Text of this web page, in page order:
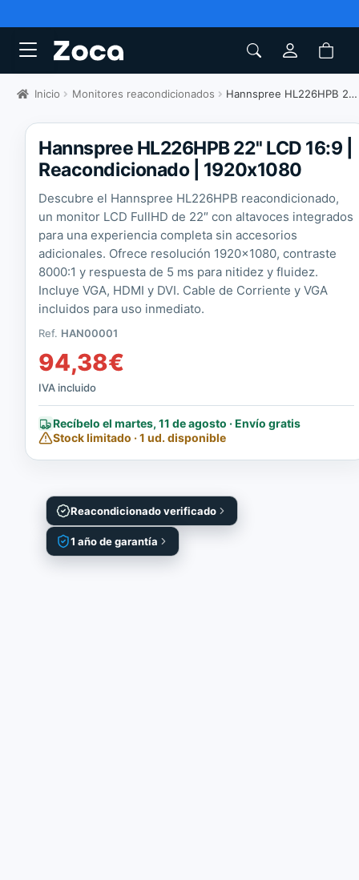
Inicio Monitores reacondicionados Hannspree HL226HPB 22" LCD 16:9
Reacondicionado verificado
1 año de garantía
Hannspree HL226HPB 22'' LCD 16:9 |
Reacondicionado | 1920x1080
Descubre el Hannspree HL226HPB reacondicionado,
un monitor LCD FullHD de 22″ con altavoces integrados
para una experiencia completa sin accesorios
adicionales. Ofrece resolución 1920×1080, contraste
8000:1 y respuesta de 5 ms para nitidez y fluidez.
Incluye VGA, HDMI y DVI. Cable de Corriente y VGA
incluidos para uso inmediato.
Ref. HAN00001
94,38€
IVA incluido
Recíbelo el martes, 11 de agosto · Envío gratis
Stock limitado · 1 ud. disponible